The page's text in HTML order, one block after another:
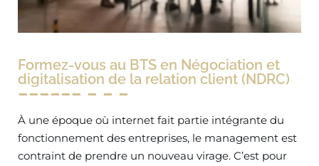
Formez-vous au BTS en Négociation et
digitalisation de la relation client (NDRC)
À une époque où internet fait partie intégrante du
fonctionnement des entreprises, le management est
contraint de prendre un nouveau virage. C’est pour